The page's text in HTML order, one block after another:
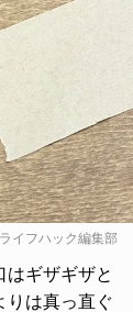
イフハック編集部
はギザギザと
りは真っ直ぐ